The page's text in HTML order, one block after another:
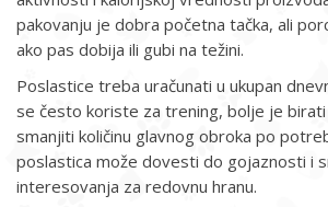
pakovanju je dobra početna tačka, ali
ako pas dobija ili gubi na težini.
Poslastice treba uračunati u ukupan
se često koriste za trening, bolje je
smanjiti količinu glavnog obroka po
poslastica može dovesti do gojaznosti i
interesovanja za redovnu hranu.